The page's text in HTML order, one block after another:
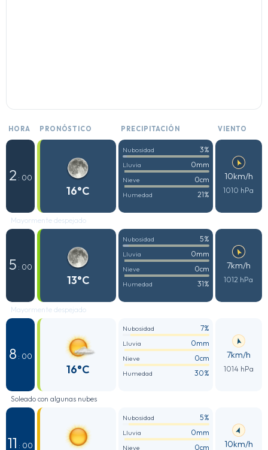
HORA PRONÓSTICO PRECIPITACIÓN VIENTO
2 : 00
16°C
Nubosidad 3%
Lluvia 0mm
Nieve 0cm
Humedad 21%
10km/h
1010 hPa
Mayormente despejado
5 : 00
13°C
Nubosidad 5%
Lluvia 0mm
Nieve 0cm
Humedad 31%
7km/h
1012 hPa
Mayormente despejado
8 : 00
16°C
Nubosidad 7%
Lluvia 0mm
Nieve 0cm
Humedad 30%
7km/h
1014 hPa
Soleado con algunas nubes
11 : 00
Nubosidad 5%
Lluvia 0mm
Nieve 0cm 10km/h